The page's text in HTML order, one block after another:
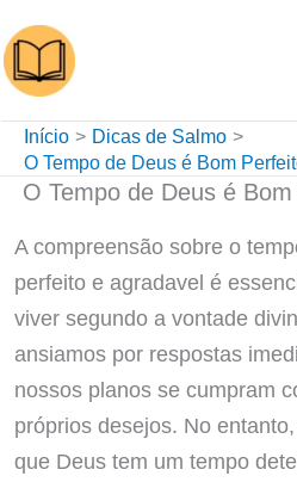
para
o
conteúdo
Início
Dicas de Salmo
O Tempo de Deus é Bom
O Tempo de Deus é
A compreensão sobre o
perfeito e agradavel é
viver segundo a vontade
ansiamos por respostas
nossos planos se cumpram
próprios desejos. No
que Deus tem um tempo